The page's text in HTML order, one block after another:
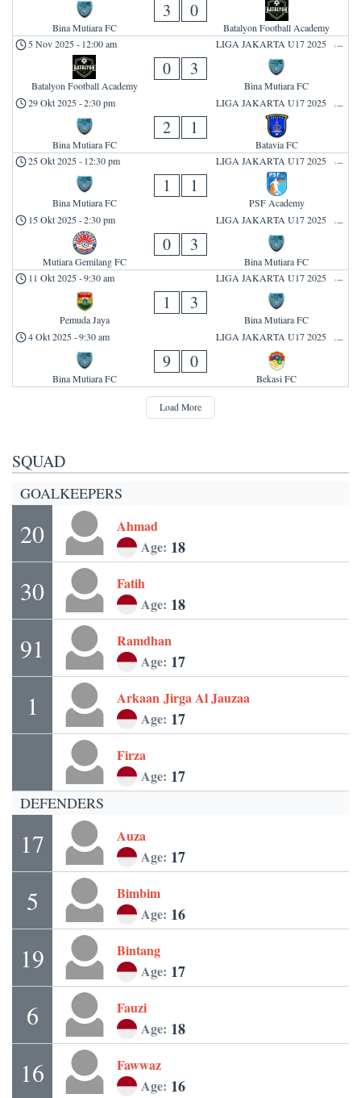
Bina Mutiara FC
3 0
Batalyon Football Academy
LIGA JAKARTA U17 2025
5 Nov 2025- 12:00 am
Batalyon Football Academy
0 3
Bina Mutiara FC
LIGA JAKARTA U17 2025
29 Okt 2025-2:30 pm
Bina Mutiara FC
2 1
Batavia FC
LIGA JAKARTA U17 2025
25 Okt 2025- 12:30 pm
Bina Mutiara FC
1 1
PSF Academy
LIGA JAKARTA U17 2025
15 Okt 2025-2:30 pm
Mutiara Gemilang FC
0 3
Bina Mutiara FC
LIGA JAKARTA U17 2025
11 Okt 2025-9:30 am
Pemuda Jaya
1 3
Bina Mutiara FC
LIGA JAKARTA U17 2025
4 Okt 2025-9:30 am
Bina Mutiara FC
9 0
Bekasi FC
Load More
SQUAD
GOALKEEPERS
20
Ahmad
Age: 18
30
Fatih
Age: 18
91
Ramdhan
Age: 17
1 Arkaan Jirga Al Jauzaa
Age: 17
Firza
Age: 17
DEFENDERS
17
Auza
Age: 17
5
Bimbim
Age: 16
19
Bintang
Age: 17
6
Fauzi
Age: 18
16
Fawwaz
Age: 16